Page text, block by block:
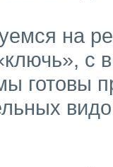
на
с
готовы